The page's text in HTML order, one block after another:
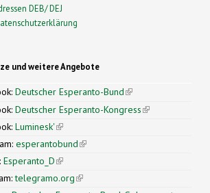
DEB/ DEJ
und weitere Angebote
Deutscher Esperanto-Bund(link is
external)
Deutscher Esperanto-Kongress(link is
Luminesk'(link is external)
esperantobund(link is external)
Esperanto_D(link is external)
telegramo.org(link is external)